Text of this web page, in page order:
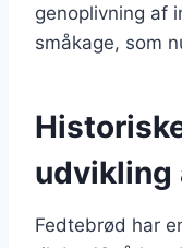
genoplivning af
småkage, som
udvikling
Fedtebrød har